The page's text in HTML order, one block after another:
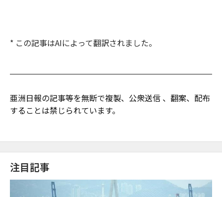
* この記事はAIによって翻訳されました。
亜洲日報の記事等を無断で複製、公衆送信 、翻案、配布
することは禁じられています。
注目記事